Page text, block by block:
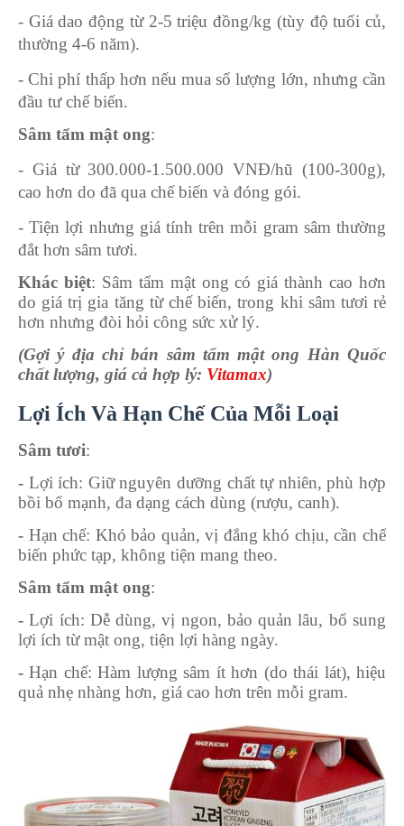
- Giá dao động từ 2-5 triệu đồng/kg (tùy độ tuổi củ,
thường 4-6 năm).
- Chi phí thấp hơn nếu mua số lượng lớn, nhưng cần
đầu tư chế biến.
Sâm tẩm mật ong:
- Giá từ 300.000-1.500.000 VNĐ/hũ (100-300g),
cao hơn do đã qua chế biến và đóng gói.
- Tiện lợi nhưng giá tính trên mỗi gram sâm thường
đắt hơn sâm tươi.
Khác biệt: Sâm tẩm mật ong có giá thành cao hơn
do giá trị gia tăng từ chế biến, trong khi sâm tươi rẻ
hơn nhưng đòi hỏi công sức xử lý.
(Gợi ý địa chỉ bán sâm tẩm mật ong Hàn Quốc
chất lượng, giá cả hợp lý: Vitamax)
Lợi Ích Và Hạn Chế Của Mỗi Loại
Sâm tươi:
- Lợi ích: Giữ nguyên dưỡng chất tự nhiên, phù hợp
bồi bổ mạnh, đa dạng cách dùng (rượu, canh).
- Hạn chế: Khó bảo quản, vị đắng khó chịu, cần chế
biến phức tạp, không tiện mang theo.
Sâm tẩm mật ong:
-Lợi ích: Dễ dùng, vị ngon, bảo quản lâu, bổ sung
lợi ích từ mật ong, tiện lợi hàng ngày.
-Hạn chế: Hàm lượng sâm ít hơn (do thái lát), hiệu
quả nhẹ nhàng hơn, giá cao hơn trên mỗi gram.